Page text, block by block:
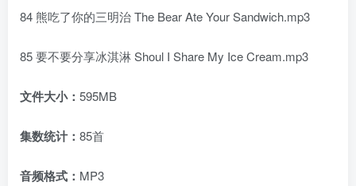
84 熊吃了你的三明治 The Bear Ate Your Sandwich.mp3
85 要不要分享冰淇淋 Shoul I Share My Ice Cream.mp3
文件大小： 595MB
集数统计： 85首
音频格式： MP3